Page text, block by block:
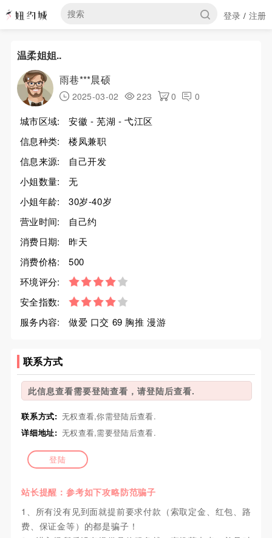
登录 / 注册
温柔姐姐..
雨巷***晨硕
2025-03-02 223 0 0
城市区域:
安徽 - 芜湖 - 弋江区
信息种类:
楼凤兼职
信息来源:
自己开发
小姐数量:
无
小姐年龄:
30岁-40岁
营业时间:
自己约
消费日期:
昨天
消费价格:
500
环境评分:
安全指数:
服务内容:
做爱 口交 69 胸推 漫游
联系方式
此信息查看需要登陆查看，请登陆后查看.
联系方式: 无权查看,你需登陆后查看.
详细地址: 无权查看,需要登陆后查看.
登陆
站长提醒：参考如下攻略防范骗子
1、所有没有见到面就提前要求付款（索取定金、红包、路
费、保证金等）的都是骗子！